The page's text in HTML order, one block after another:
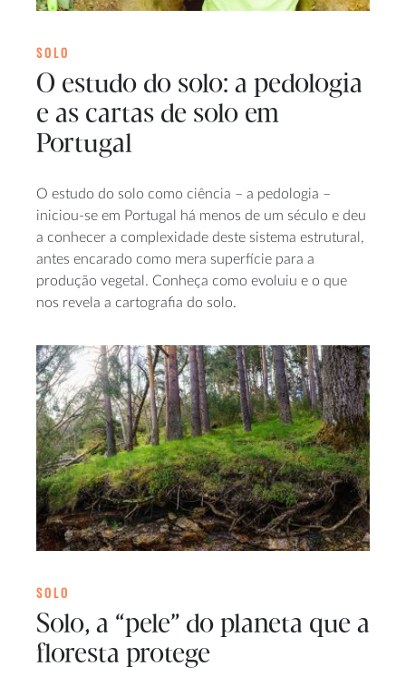
SOLO
O estudo do solo: a pedologia
e as cartas de solo em
Portugal
O estudo do solo como ciência – a pedologia –
iniciou-se em Portugal há menos de um século e deu
a conhecer a complexidade deste sistema estrutural,
antes encarado como mera superfície para a
produção vegetal. Conheça como evoluiu e o que
nos revela a cartografia do solo.
SOLO
Solo, a “pele” do planeta que a
floresta protege